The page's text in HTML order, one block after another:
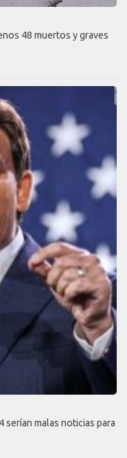
48 muertos y graves
serían malas noticias para